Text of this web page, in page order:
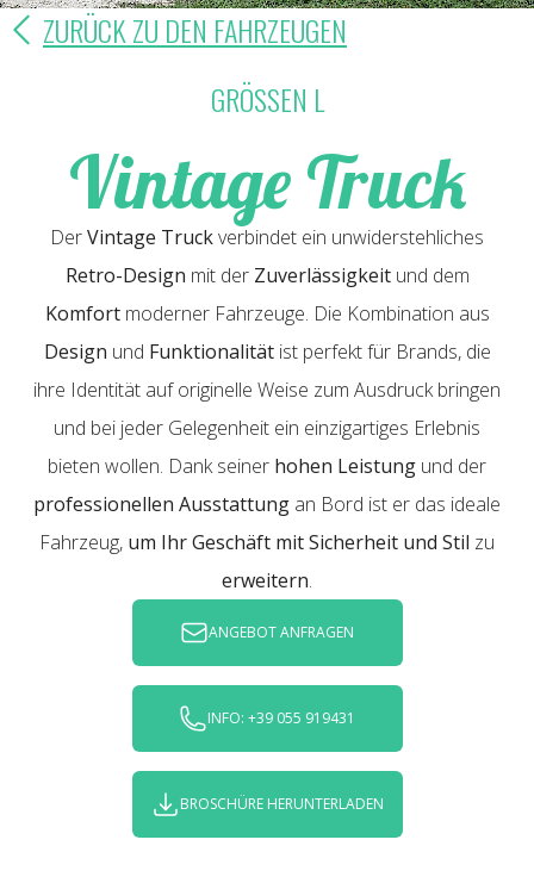
ZURÜCK ZU DEN FAHRZEUGEN
GRÖSSEN L
Vintage Truck
DerVintage Truckverbindet ein unwiderstehliches
Retro-Design mit der Zuverlässigkeit und dem
Komfortmoderner Fahrzeuge. Die Kombination aus
Design und Funktionalitätist perfekt für Brands, die
ihre Identität auf originelle Weise zum Ausdruck bringen
und bei jeder Gelegenheit ein einzigartiges Erlebnis
bieten wollen. Dank seiner hohen Leistung und der
professionellen Ausstattung an Bord ist er das ideale
Fahrzeug, um Ihr Geschäft mit Sicherheit und Stil zu
erweitern.
ANGEBOT ANFRAGEN
INFO: +39 055 919431
BROSCHÜRE HERUNTERLADEN